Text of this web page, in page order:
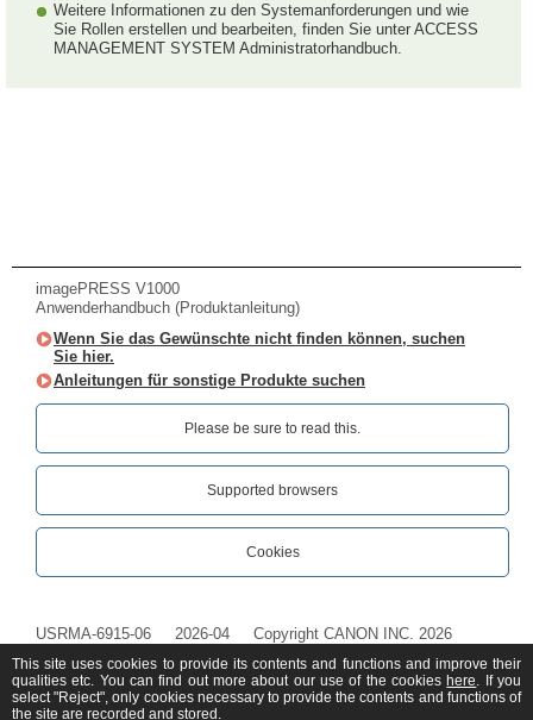
Weitere Informationen zu den Systemanforderungen und wie
Sie Rollen erstellen und bearbeiten, finden Sie unter ACCESS
MANAGEMENT SYSTEM Administratorhandbuch.
imagePRESS V1000
Anwenderhandbuch (Produktanleitung)
Wenn Sie das Gewünschte nicht finden können, suchen
Sie hier.
Anleitungen für sonstige Produkte suchen
Please be sure to read this.‎
Supported browsers
Cookies
USRMA-6915-06 2026-04 Copyright CANON INC. 2026
This site uses cookies to provide its contents and functions and improve their
qualities etc. You can find out more about our use of the cookies here. If you
select "Reject", only cookies necessary to provide the contents and functions of
the site are recorded and stored.